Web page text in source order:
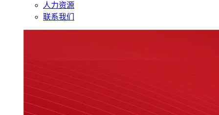
人力资源
联系我们